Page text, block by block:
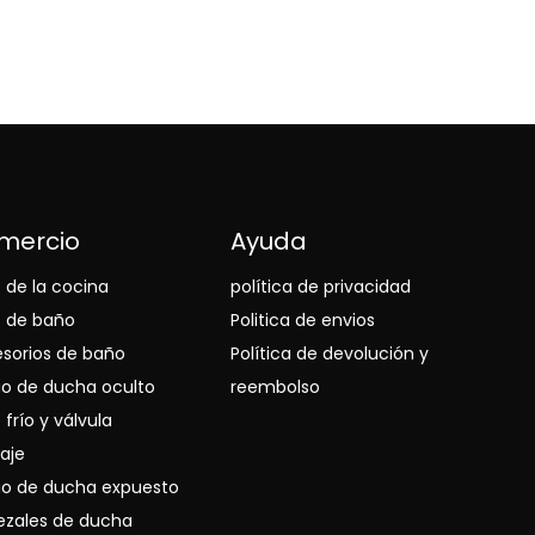
de la cocina
de baño
de baño
de ducha oculto
frío y válvula
de ducha expuesto
de ducha
Ayuda
política de privacidad
Politica de envios
Política de devolución y
reembolso